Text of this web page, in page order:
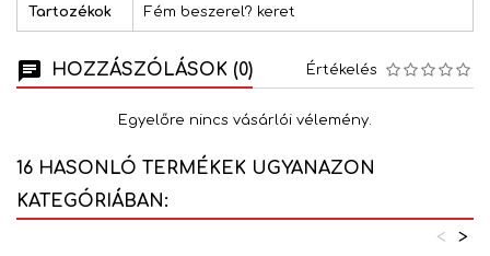
Tartozékok Fém beszerel? keret
HOZZÁSZÓLÁSOK (0) Értékelés
Egyelőre nincs vásárlói vélemény.
16 HASONLÓ TERMÉKEK UGYANAZON
KATEGÓRIÁBAN:
>
<